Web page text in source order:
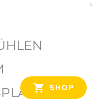
SHOP